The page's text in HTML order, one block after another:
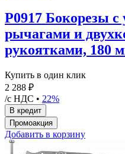
P0917 Бокорезы
рычагами и
рукоятками, 180
Купить в один клик
2 288 ₽
/с НДС • 22%
Добавить в корзину